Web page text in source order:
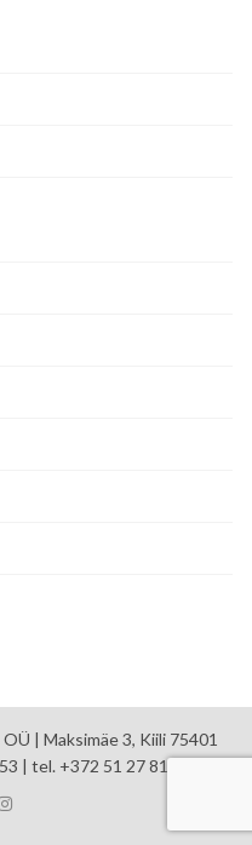
| Maksimäe 3, Kiili 75401
| tel. +372 51 27 810